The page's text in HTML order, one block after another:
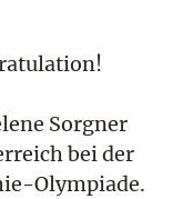
Sorgner
bei der
Olympiade.